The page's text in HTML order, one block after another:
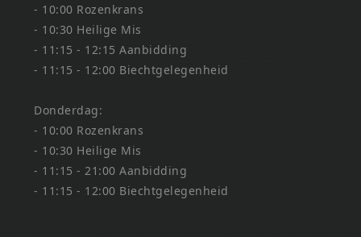
- 10:00 Rozenkrans
- 10:30 Heilige Mis
- 11:15 - 12:15 Aanbidding
- 11:15 - 12:00 Biechtgelegenheid
Donderdag:
- 10:00 Rozenkrans
- 10:30 Heilige Mis
- 11:15 - 21:00 Aanbidding
- 11:15 - 12:00 Biechtgelegenheid